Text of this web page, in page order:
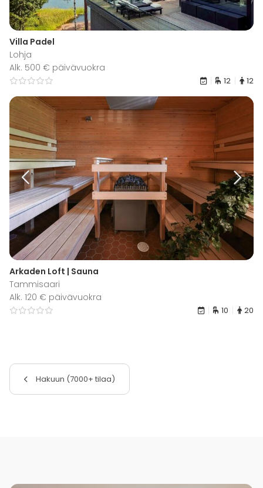
Villa Padel
Lohja
Alk. 500 € päivävuokra
12 12
Arkaden Loft | Sauna
Tammisaari
Alk. 120 € päivävuokra
10 20
Hakuun (7000+ tilaa)